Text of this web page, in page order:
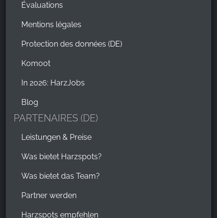
Évaluations
Mentions légales
Protection des données (DE)
Komoot
In 2026: HarzJobs
Blog
PARTENAIRES (DE)
Leistungen & Preise
Was bietet Harzspots?
Was bietet das Team?
Partner werden
Harzspots empfehlen